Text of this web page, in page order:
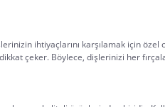
ihtiyaçlarını karşılamak için
çeker. Böylece, dişlerinizi her